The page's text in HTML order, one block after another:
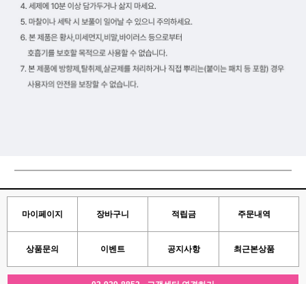
마이페이지 장바구니 적립금 주문내역
상품문의 이벤트 공지사항 최근본상품